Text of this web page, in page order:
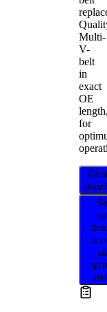
Multi-
V-
belt
in
exact
OE
length,
for
a